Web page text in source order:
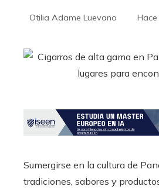
Otilia Adame Luevano
Sumergirse en la cultura de
tradiciones, sabores y